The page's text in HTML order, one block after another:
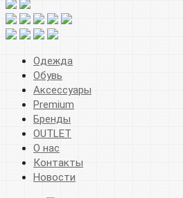
Одежда
Обувь
Аксессуары
Premium
Бренды
OUTLET
О нас
Контакты
Новости